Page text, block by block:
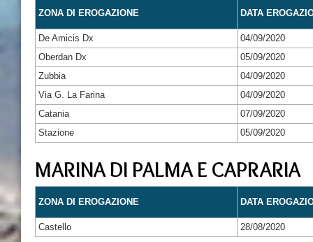
ZONA DI EROGAZIONE DATA
De Amicis Dx
04/09/2020
Oberdan Dx
05/09/2020
Zubbia
04/09/2020
Via G. La Farina
04/09/2020
Catania
07/09/2020
Stazione
05/09/2020
MARINA DI PALMA E CAPRARIA
ZONA DI EROGAZIONE DATA
Castello 28/08/2020